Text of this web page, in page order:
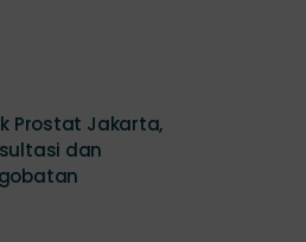
Prostat Jakarta,
dan